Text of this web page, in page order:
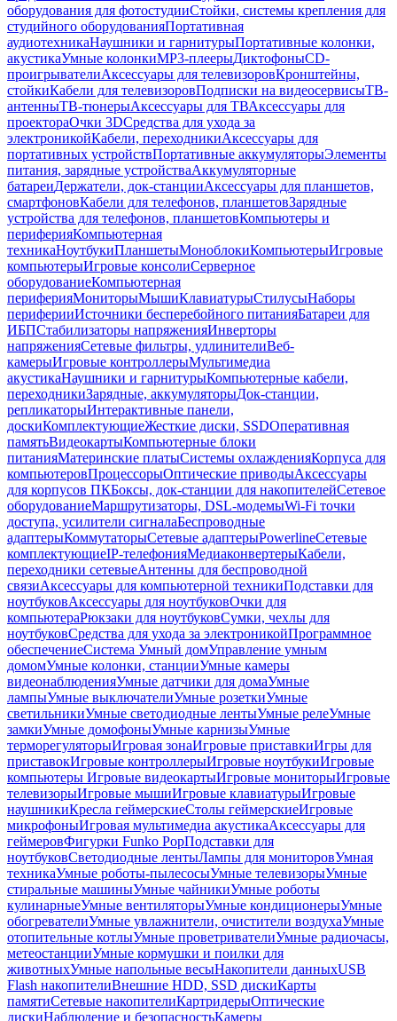
оборудования для фотостудииСтойки, системы крепления для
студийного оборудованияПортативная
аудиотехникаНаушники и гарнитурыПортативные колонки,
акустикаУмные колонкиMP3-плеерыДиктофоныCD-
проигрывателиАксессуары для телевизоровКронштейны,
стойкиКабели для телевизоровПодписки на видеосервисыТВ-
антенныТВ-тюнерыАксессуары для ТВАксессуары для
проектораОчки 3DСредства для ухода за
электроникойКабели, переходникиАксессуары для
портативных устройствПортативные аккумуляторыЭлементы
питания, зарядные устройстваАккумуляторные
батареиДержатели, док-станцииАксессуары для планшетов,
смартфоновКабели для телефонов, планшетовЗарядные
устройства для телефонов, планшетовКомпьютеры и
периферияКомпьютерная
техникаНоутбукиПланшетыМоноблокиКомпьютерыИгровые
компьютерыИгровые консолиСерверное
оборудованиеКомпьютерная
периферияМониторыМышиКлавиатурыСтилусыНаборы
периферииИсточники бесперебойного питанияБатареи для
ИБПСтабилизаторы напряженияИнверторы
напряженияСетевые фильтры, удлинителиВеб-
камерыИгровые контроллерыМультимедиа
акустикаНаушники и гарнитурыКомпьютерные кабели,
переходникиЗарядные, аккумуляторыДок-станции,
репликаторыИнтерактивные панели,
доскиКомплектующиеЖесткие диски, SSDОперативная
памятьВидеокартыКомпьютерные блоки
питанияМатеринские платыСистемы охлажденияКорпуса для
компьютеровПроцессорыОптические приводыАксессуары
для корпусов ПКБоксы, док-станции для накопителейСетевое
оборудованиеМаршрутизаторы, DSL-модемыWi-Fi точки
доступа, усилители сигналаБеспроводные
адаптерыКоммутаторыСетевые адаптерыPowerlineСетевые
комплектующиеIP-телефонияМедиаконвертерыКабели,
переходники сетевыеАнтенны для беспроводной
связиАксессуары для компьютерной техникиПодставки для
ноутбуковАксессуары для ноутбуковОчки для
компьютераРюкзаки для ноутбуковСумки, чехлы для
ноутбуковСредства для ухода за электроникойПрограммное
обеспечениеСистема Умный домУправление умным
домомУмные колонки, станцииУмные камеры
видеонаблюденияУмные датчики для домаУмные
лампыУмные выключателиУмные розеткиУмные
светильникиУмные светодиодные лентыУмные релеУмные
замкиУмные домофоныУмные карнизыУмные
терморегуляторыИгровая зонаИгровые приставкиИгры для
приставокИгровые контроллерыИгровые ноутбукиИгровые
компьютеры Игровые видеокартыИгровые мониторыИгровые
телевизорыИгровые мышиИгровые клавиатурыИгровые
наушникиКресла геймерскиеСтолы геймерскиеИгровые
микрофоныИгровая мультимедиа акустикаАксессуары для
геймеровФигурки Funko PopПодставки для
ноутбуковСветодиодные лентыЛампы для мониторовУмная
техникаУмные роботы-пылесосыУмные телевизорыУмные
стиральные машиныУмные чайникиУмные роботы
кулинарныеУмные вентиляторыУмные кондиционерыУмные
обогревателиУмные увлажнители, очистители воздухаУмные
отопительные котлыУмные проветривателиУмные радиочасы,
метеостанцииУмные кормушки и поилки для
животныхУмные напольные весыНакопители данныхUSB
Flash накопителиВнешние HDD, SSD дискиКарты
памятиСетевые накопителиКартридерыОптические
дискиНаблюдение и безопасностьКамеры